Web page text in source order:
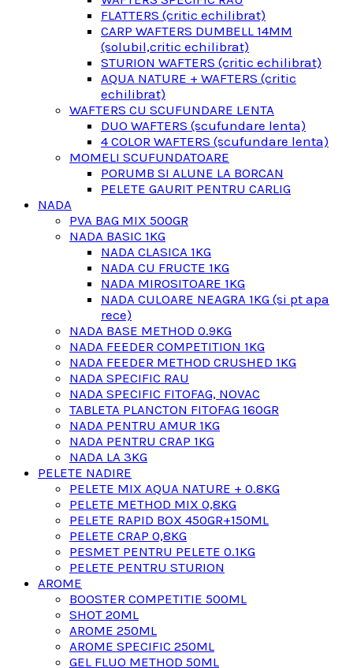
FLATTERS (critic echilibrat)
CARP WAFTERS DUMBELL 14MM
(solubil,critic echilibrat)
STURION WAFTERS (critic echilibrat)
AQUA NATURE + WAFTERS (critic
echilibrat)
WAFTERS CU SCUFUNDARE LENTA
DUO WAFTERS (scufundare lenta)
4 COLOR WAFTERS (scufundare lenta)
MOMELI SCUFUNDATOARE
PORUMB SI ALUNE LA BORCAN
PELETE GAURIT PENTRU CARLIG
NADA
PVA BAG MIX 500GR
NADA BASIC 1KG
NADA CLASICA 1KG
NADA CU FRUCTE 1KG
NADA MIROSITOARE 1KG
NADA CULOARE NEAGRA 1KG (si pt apa
rece)
NADA BASE METHOD 0.9KG
NADA FEEDER COMPETITION 1KG
NADA FEEDER METHOD CRUSHED 1KG
NADA SPECIFIC RAU
NADA SPECIFIC FITOFAG, NOVAC
TABLETA PLANCTON FITOFAG 160GR
NADA PENTRU AMUR 1KG
NADA PENTRU CRAP 1KG
NADA LA 3KG
PELETE NADIRE
PELETE MIX AQUA NATURE + 0.8KG
PELETE METHOD MIX 0,8KG
PELETE RAPID BOX 450GR+150ML
PELETE CRAP 0,8KG
PESMET PENTRU PELETE 0.1KG
PELETE PENTRU STURION
AROME
BOOSTER COMPETITIE 500ML
SHOT 20ML
AROME 250ML
AROME SPECIFIC 250ML
GEL FLUO METHOD 50ML